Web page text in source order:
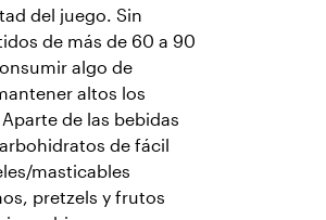
del juego. Sin
de más de 60 a 90
algo de
altos los
de las bebidas
de fácil
masticables
pretzels y frutos